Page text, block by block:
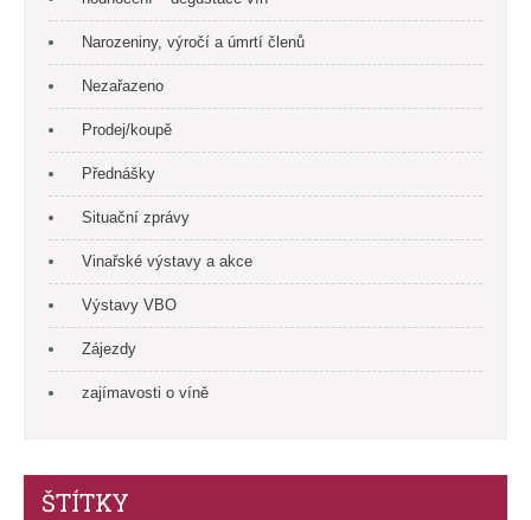
Narozeniny, výročí a úmrtí členů
Nezařazeno
Prodej/koupě
Přednášky
Situační zprávy
Vinařské výstavy a akce
Výstavy VBO
Zájezdy
zajímavosti o víně
ŠTÍTKY